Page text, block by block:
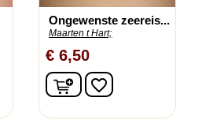
Ongewenste zeereis...
Maarten t Hart;
€ 6,50
In winkelwagen
favorite_border